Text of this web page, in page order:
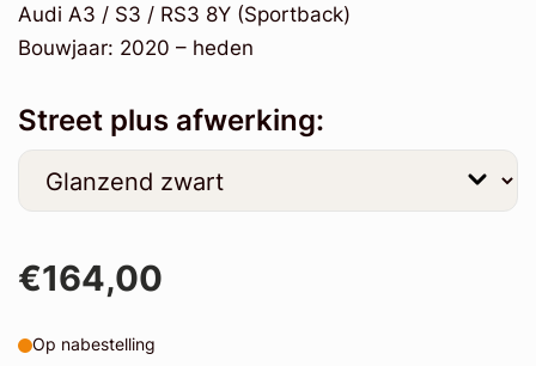
Audi A3 / S3 / RS3 8Y (Sportback)
Bouwjaar: 2020 – heden
Street plus afwerking:
€164,00
Op nabestelling